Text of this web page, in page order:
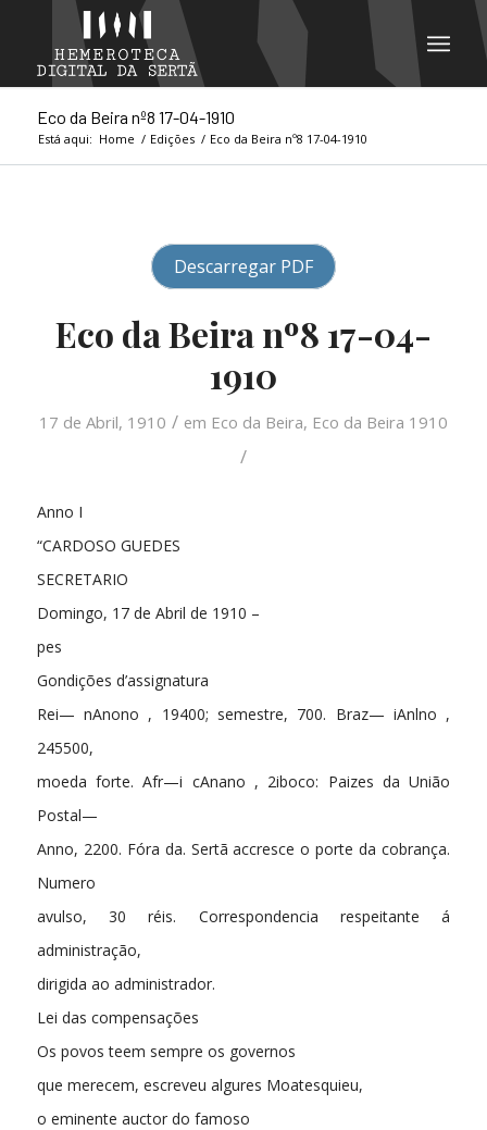
Eco da Beira nº8 17-04-1910
Está aqui: Home / Edições / Eco da Beira nº8 17-04-1910
Descarregar PDF
Eco da Beira nº8 17-04-
1910
17 de Abril, 1910 / em Eco da Beira, Eco da Beira 1910
/
Anno I
“CARDOSO GUEDES
SECRETARIO
Domingo, 17 de Abril de 1910 –
pes
Gondições d’assignatura
Rei— nAnono , 19400; semestre, 700. Braz— iAnlno ,
245500,
moeda forte. Afr—i cAnano , 2iboco: Paizes da União
Postal—
Anno, 2200. Fóra da. Sertã accresce o porte da cobrança.
Numero
avulso, 30 réis. Correspondencia respeitante á
administração,
dirigida ao administrador.
Lei das compensações
Os povos teem sempre os governos
que merecem, escreveu algures Moatesquieu,
o eminente auctor do famoso